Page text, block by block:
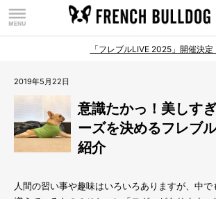
「フレブルLIVE 2025」開催決定
2019年5月22日
意識たかっ！美しす
ーズを決めるフレブ
紹介
人間の習い事や趣味はいろいろありますが、中